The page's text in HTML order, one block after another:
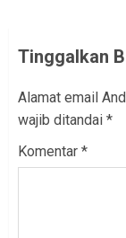
Tinggalkan
Alamat email
wajib ditandai *
Komentar *